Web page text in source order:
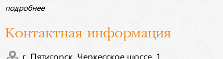
подробнее
Контактная информация
г. Пятигорск, Черкесское шоссе, 1